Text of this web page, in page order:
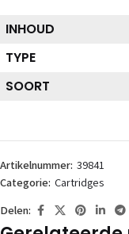
INHOUD
TYPE
SOORT
Artikelnummer: 39841
Categorie: Cartridges
Delen: